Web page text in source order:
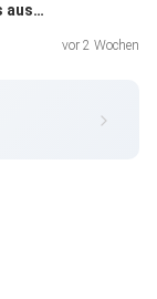
#251 Mit fast 500 Wohnungen raus aus dem Konzern | Insights von Helge König
vor 2 Wochen